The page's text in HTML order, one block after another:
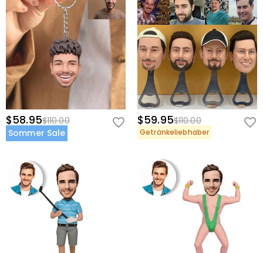
$58.95$110.00
Sommer Sale
$59.95$110.00
Getränkeliebhaber